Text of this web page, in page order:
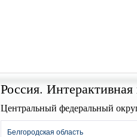
Россия. Интерактивная
Центральный федеральный
Белгородская область